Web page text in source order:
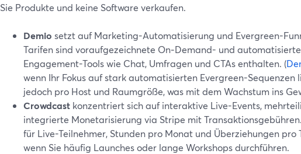
Sie Produkte und keine Software verkaufen.
Demio setzt auf Marketing-Automatisierung und Evergreen-
Tarifen sind voraufgezeichnete On‑Demand- und
Engagement-Tools wie Chat, Umfragen und CTAs enthalten. (
wenn Ihr Fokus auf stark automatisierten Evergreen-Sequenzen
jedoch pro Host und Raumgröße, was mit dem Wachstum ins
Crowdcast konzentriert sich auf interaktive Live-Events,
integrierte Monetarisierung via Stripe mit
für Live-Teilnehmer, Stunden pro Monat und Überziehungen pro
wenn Sie häufig Launches oder lange Workshops durchführen.